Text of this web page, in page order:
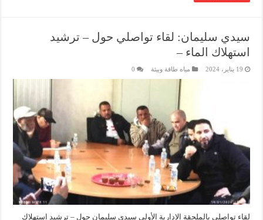
سيدي سليمان: لقاء تواصلي حول – ترشيد
استهلاك الماء –
19 يناير، 2024 مياه طاقة وبيئة 0
لقاء تواصلي بالملحقة الإدارية الأولى سيدي سليمان حول – ترشيد استهلاك